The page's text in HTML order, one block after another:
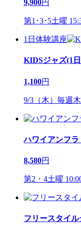
9,900円
第1･3･5土曜
1日体験講座
KIDSジャズ(1
1,100円
9/3（木）毎週
ハワイアンフ
8,580円
第2・4土曜
フリースタイ